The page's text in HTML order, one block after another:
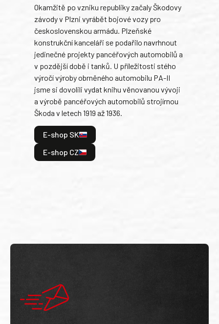
Okamžitě po vzniku republiky začaly Škodovy
závody v Plzni vyrábět bojové vozy pro
československou armádu. Plzeňské
konstrukční kanceláři se podařilo navrhnout
jedinečné projekty pancéřových automobilů a
v pozdější době i tanků. U příležitosti stého
výročí výroby obrněného automobilu PA-II
jsme si dovolili vydat knihu věnovanou vývoji
a výrobě pancéřových automobilů strojírnou
Škoda v letech 1919 až 1936.
E-shop SK
E-shop CZ